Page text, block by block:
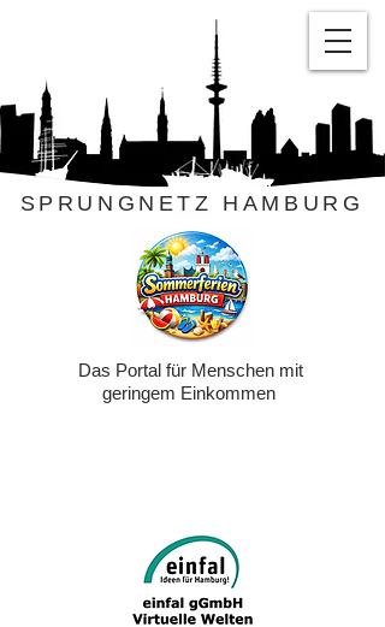
SPRUNGNETZ HAMBURG
Das Portal für Menschen mit
geringem Einkommen